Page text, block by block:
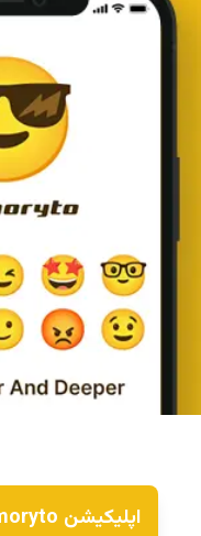
اپلیکیشن Memoryto رو دانلود کن!